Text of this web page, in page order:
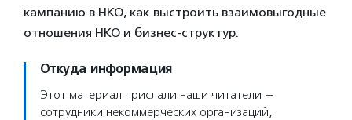
кампанию в НКО, как выстроить взаимовыгодные
отношения НКО и бизнес-структур.
Откуда информация
Этот материал прислали наши читатели —
сотрудники некоммерческих организаций,